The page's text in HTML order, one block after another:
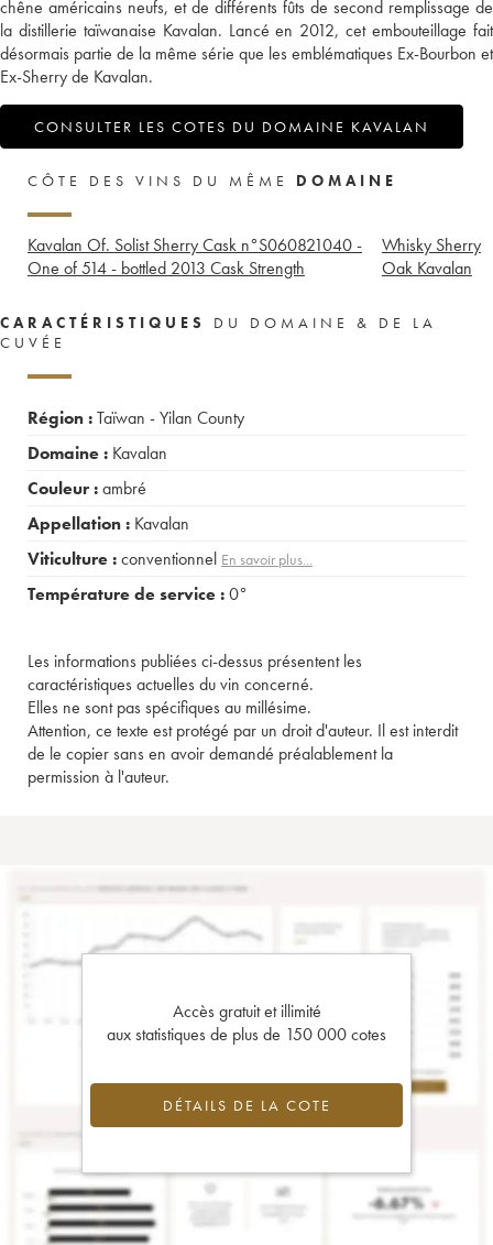
chêne américains neufs, et de différents fûts de second remplissage de
la distillerie taïwanaise Kavalan. Lancé en 2012, cet embouteillage fait
désormais partie de la même série que les emblématiques Ex-Bourbon et
Ex-Sherry de Kavalan.
CONSULTER LES COTES DU DOMAINE KAVALAN
CÔTE DES VINS DU MÊME DOMAINE
Kavalan Of. Solist Sherry Cask n°S060821040 -
One of 514 - bottled 2013 Cask Strength
Whisky Sherry
Oak Kavalan
CARACTÉRISTIQUES
DU DOMAINE & DE LA
CUVÉE
Région :Taïwan - Yilan County
Domaine : Kavalan
Couleur :ambré
Appellation : Kavalan
Viticulture :conventionnel En savoir plus...
Température de service :0°
Les informations publiées ci-dessus présentent les
caractéristiques actuelles du vin concerné.
Elles ne sont pas spécifiques au millésime.
Attention, ce texte est protégé par un droit d'auteur. Il est interdit
de le copier sans en avoir demandé préalablement la
permission à l'auteur.
Accès gratuit et illimité
aux statistiques de plus de 150 000 cotes
DÉTAILS DE LA COTE